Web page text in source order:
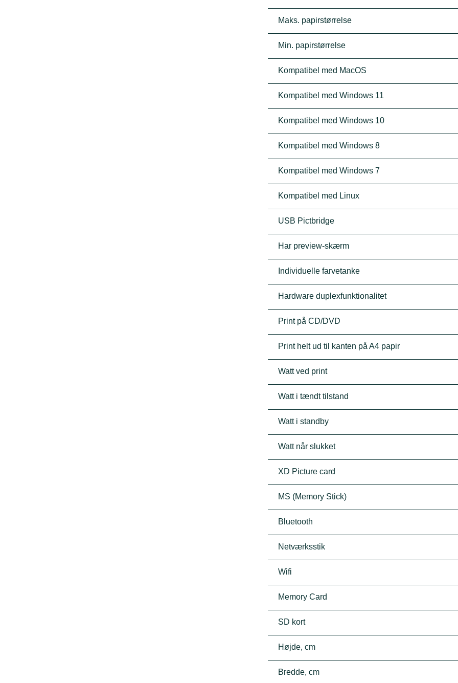
Maks. papirstørrelse
Min. papirstørrelse
Kompatibel med MacOS
Kompatibel med Windows 11
Kompatibel med Windows 10
Kompatibel med Windows 8
Kompatibel med Windows 7
Kompatibel med Linux
USB Pictbridge
Har preview-skærm
Individuelle farvetanke
Hardware duplexfunktionalitet
Print på CD/DVD
Print helt ud til kanten på A4 papir
Watt ved print
Watt i tændt tilstand
Watt i standby
Watt når slukket
XD Picture card
MS (Memory Stick)
Bluetooth
Netværksstik
Wifi
Memory Card
SD kort
Højde, cm
Bredde, cm